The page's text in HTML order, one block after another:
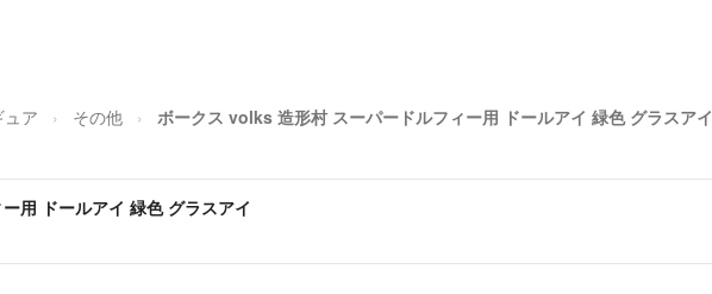
ュア その他 ボークス volks 造形村 スーパードルフィー用 ドールアイ 緑色 グラスアイ
用 ドールアイ 緑色 グラスアイ